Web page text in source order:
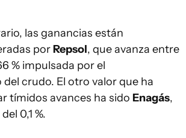
las ganancias están
porRepsol, que avanza entre
% impulsada por el
crudo. El otro valor que ha
tímidos avances ha sido Enagás,
0,1 %.